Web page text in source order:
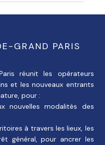
GRAND PARIS
réunit les opérateurs
et les nouveaux entrants
pour :
nouvelles modalités des
à travers les lieux, les
général, pour ancrer les